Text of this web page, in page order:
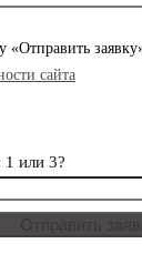
«Отправить
сайта
1 или 3?